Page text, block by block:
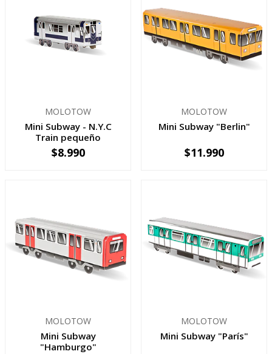
MOLOTOW
Mini Subway - N.Y.C
Train pequeño
+
$8.990
MOLOTOW
Mini Subway "Berlin"
+
$11.990
MOLOTOW
Mini Subway
"Hamburgo"
MOLOTOW
Mini Subway "París"